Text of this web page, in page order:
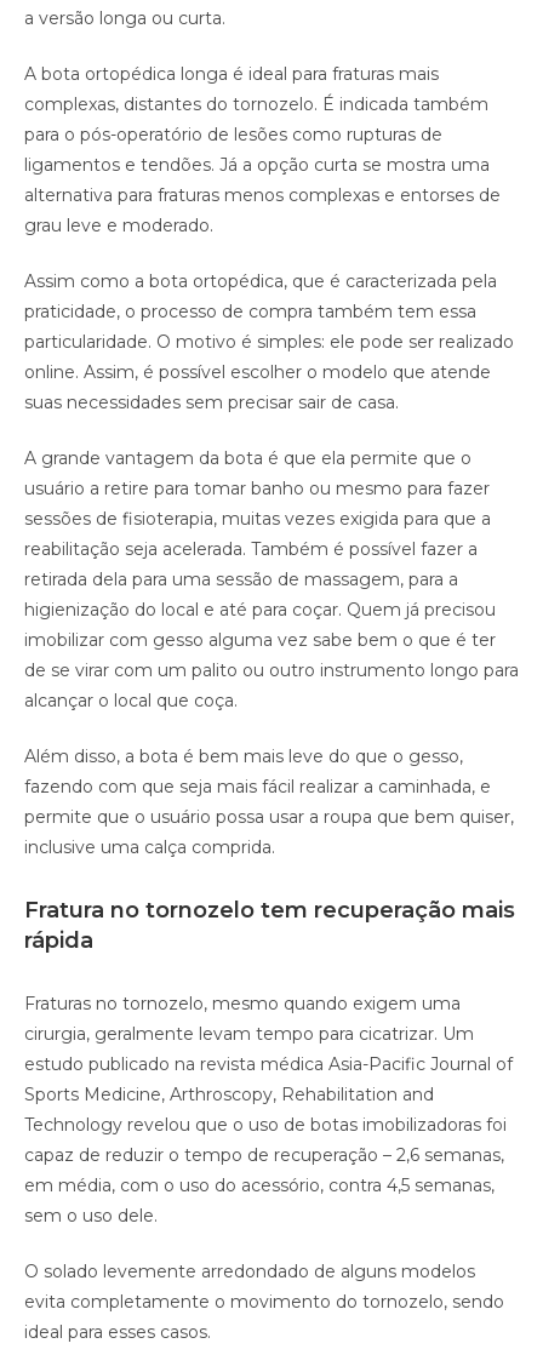
a versão longa ou curta.
A bota ortopédica longa é ideal para fraturas mais
complexas, distantes do tornozelo. É indicada também
para o pós-operatório de lesões como rupturas de
ligamentos e tendões. Já a opção curta se mostra uma
alternativa para fraturas menos complexas e entorses de
grau leve e moderado.
Assim como a bota ortopédica, que é caracterizada pela
praticidade, o processo de compra também tem essa
particularidade. O motivo é simples: ele pode ser realizado
online. Assim, é possível escolher o modelo que atende
suas necessidades sem precisar sair de casa.
A grande vantagem da bota é que ela permite que o
usuário a retire para tomar banho ou mesmo para fazer
sessões de fisioterapia, muitas vezes exigida para que a
reabilitação seja acelerada. Também é possível fazer a
retirada dela para uma sessão de massagem, para a
higienização do local e até para coçar. Quem já precisou
imobilizar com gesso alguma vez sabe bem o que é ter
de se virar com um palito ou outro instrumento longo para
alcançar o local que coça.
Além disso, a bota é bem mais leve do que o gesso,
fazendo com que seja mais fácil realizar a caminhada, e
permite que o usuário possa usar a roupa que bem quiser,
inclusive uma calça comprida.
Fratura no tornozelo tem recuperação mais
rápida
Fraturas no tornozelo, mesmo quando exigem uma
cirurgia, geralmente levam tempo para cicatrizar. Um
estudo publicado na revista médica Asia-Pacific Journal of
Sports Medicine, Arthroscopy, Rehabilitation and
Technology revelou que o uso de botas imobilizadoras foi
capaz de reduzir o tempo de recuperação – 2,6 semanas,
em média, com o uso do acessório, contra 4,5 semanas,
sem o uso dele.
O solado levemente arredondado de alguns modelos
evita completamente o movimento do tornozelo, sendo
ideal para esses casos.